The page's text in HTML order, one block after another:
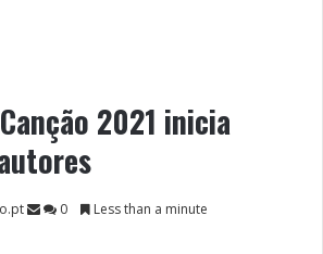
2021 inicia
0
Less than a minute